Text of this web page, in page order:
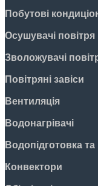
Побутові
Осушувачі повітря
Зволожувачі
Повітряні завіси
Вентиляція
Водонагрівачі
Водопідготовка
Конвектори